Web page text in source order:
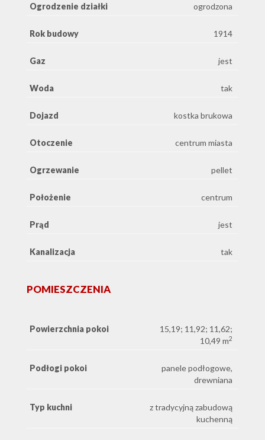
Ogrodzenie działki ogrodzona
Rok budowy 1914
Gaz jest
Woda tak
Dojazd kostka brukowa
Otoczenie centrum miasta
Ogrzewanie pellet
Położenie centrum
Prąd jest
Kanalizacja tak
POMIESZCZENIA
Powierzchnia pokoi
15,19; 11,92; 11,62;
10,49 m2
Podłogi pokoi
panele podłogowe,
drewniana
Typ kuchni
z tradycyjną zabudową
kuchenną